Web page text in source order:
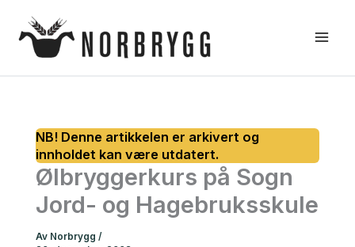
rett
Ølbryggerkurs på Sogn
Jord- og Hagebruksskule
Av Norbrygg /